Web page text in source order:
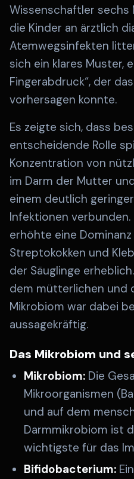
Wissenschaftler sechs
die Kinder an ärztlich
Atemwegsinfekten
sich ein klares Muster,
Fingerabdruck“, der
vorhersagen konnte.
Es zeigte sich, dass
entscheidende Rolle
Konzentration von
im Darm der Mutter
einem deutlich
Infektionen verbunden.
erhöhte eine
Streptokokken und
der Säuglinge
dem mütterlichen und
Mikrobiom war dabei
aussagekräftig.
Das Mikrobiom und
Mikrobiom: Die
Mikroorganismen
und auf dem
Darmmikrobiom ist
wichtigste für das
Bifidobacterium: